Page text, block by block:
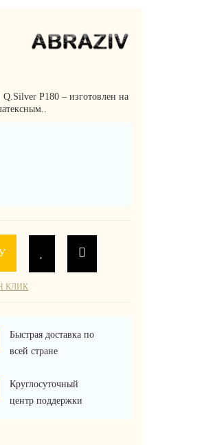
P180 – изготовлен на
КЛИК
Быстрая доставка по
всей стране
Круглосуточный
центр поддержки